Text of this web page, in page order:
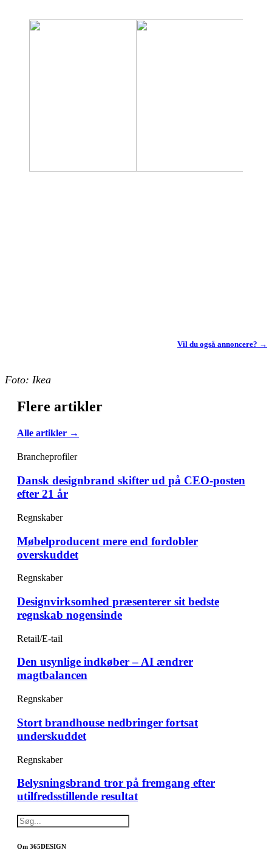
Vil du også annoncere? →
Foto: Ikea
Flere artikler
Alle artikler →
Brancheprofiler
Dansk designbrand skifter ud på CEO-posten
efter 21 år
Regnskaber
Møbelproducent mere end fordobler
overskuddet
Regnskaber
Designvirksomhed præsenterer sit bedste
regnskab nogensinde
Retail/E-tail
Den usynlige indkøber – AI ændrer
magtbalancen
Regnskaber
Stort brandhouse nedbringer fortsat
underskuddet
Regnskaber
Belysningsbrand tror på fremgang efter
utilfredsstillende resultat
Om 365DESIGN